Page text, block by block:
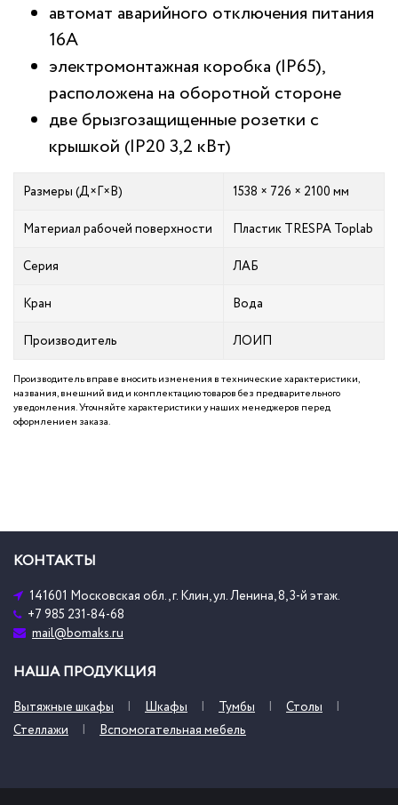
автомат аварийного отключения питания
16А
электромонтажная коробка (IP65),
расположена на оборотной стороне
две брызгозащищенные розетки с
крышкой (IP20 3,2 кВт)
Размеры (Д×Г×В) 1538 × 726 × 2100 мм
Материал рабочей поверхности Пластик TRESPA Toplab
Серия ЛАБ
Кран Вода
Производитель ЛОИП
Производитель вправе вносить изменения в технические характеристики,
названия, внешний вид и комплектацию товаров без предварительного
уведомления. Уточняйте характеристики у наших менеджеров перед
оформлением заказа.
КОНТАКТЫ
141601 Московская обл., г. Клин, ул. Ленина, 8, 3-й этаж.
+7 985 231-84-68
mail@bomaks.ru
НАША ПРОДУКЦИЯ
Вытяжные шкафы Шкафы Тумбы
Столы
Стеллажи
Вспомогательная мебель